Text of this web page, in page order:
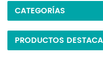
CATEGORÍAS
PRODUCTOS